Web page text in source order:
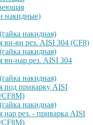
накидные)
накидная)
вн-вн рез. AISI 304 (CF8)
накидная)
вн-нар рез. AISI 304
накидная)
под приварку AISI
CF8M)
накидная)
нар рез. - приварка AISI
CF8M)